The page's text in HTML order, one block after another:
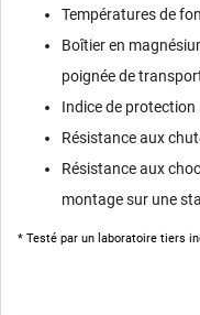
Températures de
Boîtier en
poignée de
Indice de
Résistance aux
Résistance aux
montage sur une
* Testé par un laboratoire tiers